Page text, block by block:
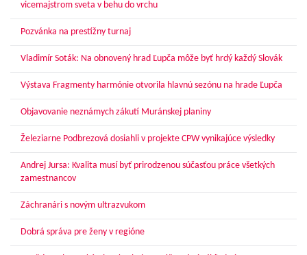
vicemajstrom sveta v behu do vrchu
Pozvánka na prestížny turnaj
Vladimír Soták: Na obnovený hrad Ľupča môže byť hrdý každý Slovák
Výstava Fragmenty harmónie otvorila hlavnú sezónu na hrade Ľupča
Objavovanie neznámych zákutí Muránskej planiny
Železiarne Podbrezová dosiahli v projekte CPW vynikajúce výsledky
Andrej Jursa: Kvalita musí byť prirodzenou súčasťou práce všetkých
zamestnancov
Záchranári s novým ultrazvukom
Dobrá správa pre ženy v regióne